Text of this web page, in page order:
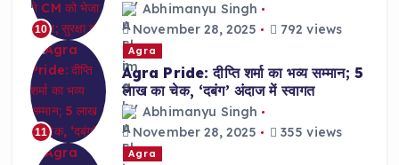
10
Abhimanyu Singh
November 28, 2025
792 views
11
Agra
Agra Pride: दीप्ति शर्मा का भव्य सम्मान; 5
लाख का चेक, ‘दबंग’ अंदाज में स्वागत
Abhimanyu Singh
November 28, 2025
355 views
Agra